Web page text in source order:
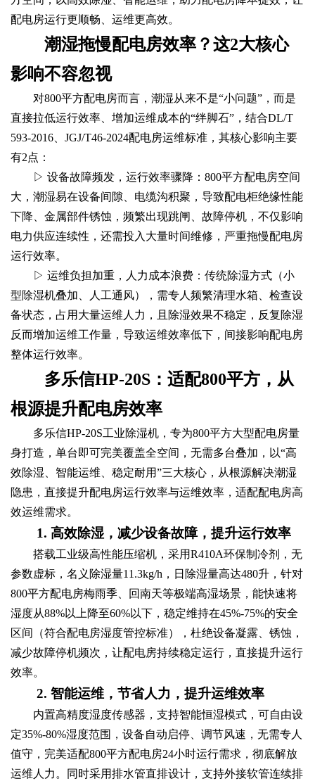
配电房运行更顺畅、运维更高效。
潮湿拖慢配电房效率？这2大核心
影响不容忽视
对800平方配电房而言，潮湿从来不是“小问题”，而是
直接拉低运行效率、增加运维成本的“绊脚石”，结合DL/T
593-2016、JGJ/T46-2024配电房运维标准，其核心影响主要
有2点：
▷ 设备故障频发，运行效率骤降：800平方配电房空间
大，潮湿易在设备间隙、电缆沟积聚，导致配电柜绝缘性能
下降、金属部件锈蚀，频繁出现跳闸、故障停机，不仅影响
电力供应连续性，还需投入大量时间维修，严重拖慢配电房
运行效率。
▷ 运维负担加重，人力成本浪费：传统除湿方式（小
型除湿机叠加、人工通风），需专人频繁清理水箱、检查设
备状态，占用大量运维人力，且除湿效果不稳定，反复除湿
反而增加运维工作量，导致运维效率低下，间接影响配电房
整体运行效率。
多乐信HP-20S：适配800平方，从
根源提升配电房效率
多乐信HP-20S工业除湿机，专为800平方大型配电房量
身打造，单台即可完美覆盖全空间，无需多台叠加，以“高
效除湿、智能运维、稳定耐用”三大核心，从根源解决潮湿
隐患，直接提升配电房运行效率与运维效率，适配配电房高
效运维需求。
1. 高效除湿，减少设备故障，提升运行效率
搭载工业级高性能压缩机，采用R410A环保制冷剂，无
参数虚标，名义除湿量11.3kg/h，日除湿量高达480升，针对
800平方配电房梅雨季、回南天等极端高湿场景，能快速将
湿度从88%以上降至60%以下，稳定维持在45%-75%的安全
区间（符合配电房湿度管控标准），杜绝设备凝露、锈蚀，
减少故障停机频次，让配电房持续稳定运行，直接提升运行
效率。
2. 智能运维，节省人力，提升运维效率
内置高精度湿度传感器，支持智能恒湿模式，可自由设
定35%-80%湿度范围，设备自动启停、调节风速，无需专人
值守，完美适配800平方配电房24小时运行需求，彻底解放
运维人力。同时采用排水管直排设计，支持外接软管连续排